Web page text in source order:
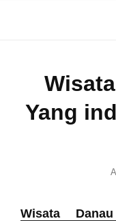
Dan
Alexandercity –
Berita
Yang
Wisata